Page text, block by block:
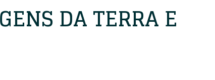
DA TERRA E